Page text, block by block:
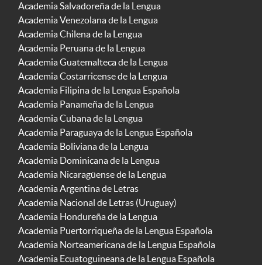
Academia Salvadoreña de la Lengua
Academia Venezolana de la Lengua
Academia Chilena de la Lengua
Academia Peruana de la Lengua
Academia Guatemalteca de la Lengua
Academia Costarricense de la Lengua
Academia Filipina de la Lengua Española
Academia Panameña de la Lengua
Academia Cubana de la Lengua
Academia Paraguaya de la Lengua Española
Academia Boliviana de la Lengua
Academia Dominicana de la Lengua
Academia Nicaragüense de la Lengua
Academia Argentina de Letras
Academia Nacional de Letras (Uruguay)
Academia Hondureña de la Lengua
Academia Puertorriqueña de la Lengua Española
Academia Norteamericana de la Lengua Española
Academia Ecuatoguineana de la Lengua Española